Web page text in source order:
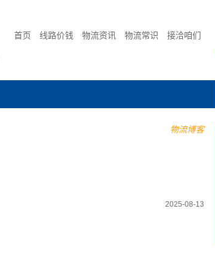
首页 线路价钱 物流资讯 物流常识 接洽咱们
物流博客
2025-08-13